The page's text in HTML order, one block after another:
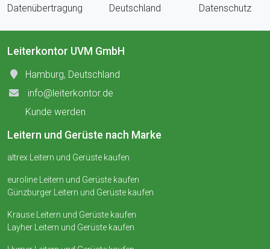
Datenübertragung
Deutschland
Datenschutz
Leiterkontor UVM GmbH
Hamburg, Deutschland
info@leiterkontor.de
Kunde werden
Leitern und Gerüste nach Marke
altrex Leitern und Gerüste kaufen
euroline Leitern und Gerüste kaufen
Günzburger Leitern und Gerüste kaufen
Krause Leitern und Gerüste kaufen
Layher Leitern und Gerüste kaufen